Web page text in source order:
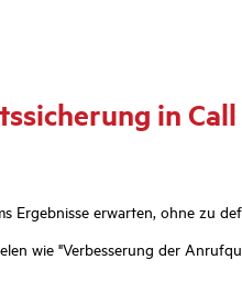
in
Ergebnisse erwarten, ohne zu
wie "Verbesserung der